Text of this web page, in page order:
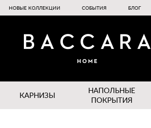
НОВЫЕ КОЛЛЕКЦИИ СОБЫТИЯ БЛОГ
КАРНИЗЫ
НАПОЛЬНЫЕ
ПОКРЫТИЯ